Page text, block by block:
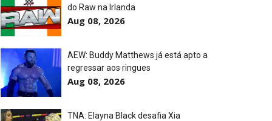
Match
do Raw na Irlanda
Aug 08, 2026
AEW: Buddy Matthews já está apto a
regressar aos ringues
Aug 08, 2026
TNA: Elayna Black desafia Xia